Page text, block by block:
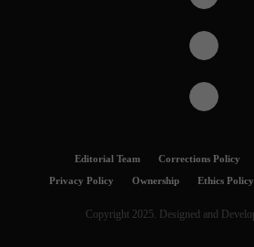
Corrections Policy
Editorial Team
Ethics Policy
Ownership
Privacy Policy